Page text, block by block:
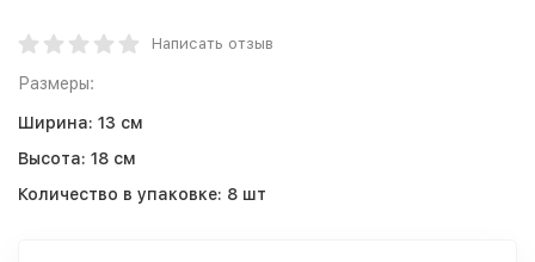
Написать отзыв
Размеры:
Ширина: 13 см
Высота: 18 см
Количество в упаковке: 8 шт